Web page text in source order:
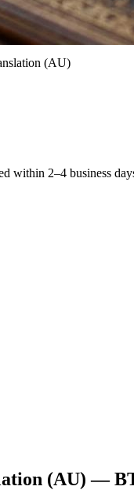
(AU)
within 2–4 business
(AU) —